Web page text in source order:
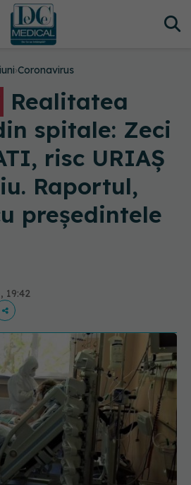
›Coronavirus
Realitatea
spitale: Zeci
risc URIAȘ
Raportul,
președintele
19:42